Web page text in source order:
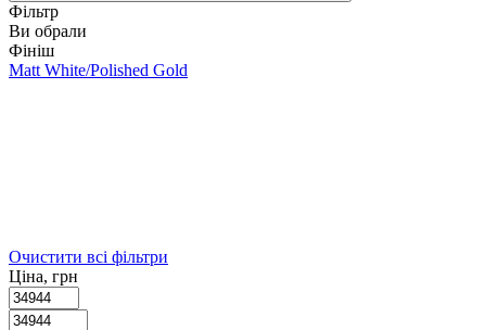
Фільтр
Ви обрали
Фініш
Matt White/Polished Gold
Очистити всі фільтри
Ціна, грн